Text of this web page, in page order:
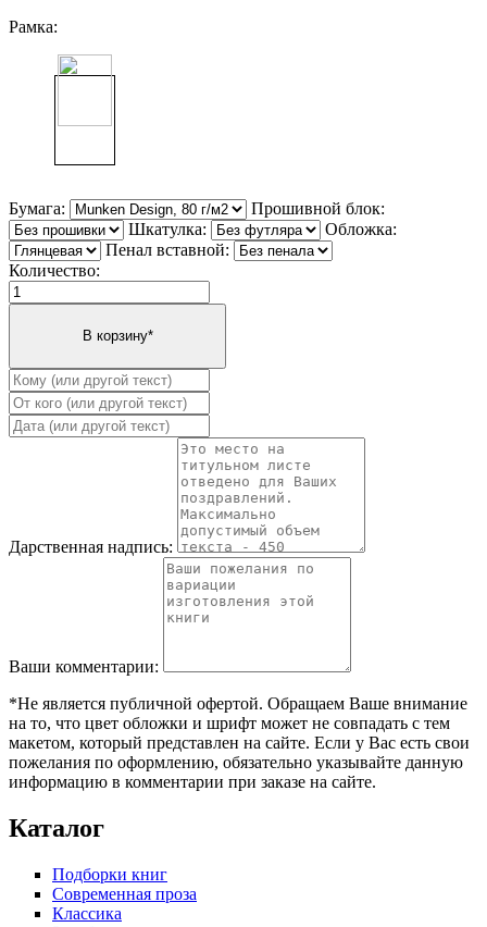
Рамка:
Бумага:
Прошивной блок:
Шкатулка:
Обложка:
Пенал вставной:
Количество:
Дарственная надпись:
Ваши комментарии:
*Не является публичной офертой. Обращаем Ваше внимание
на то, что цвет обложки и шрифт может не совпадать с тем
макетом, который представлен на сайте. Если у Вас есть свои
пожелания по оформлению, обязательно указывайте данную
информацию в комментарии при заказе на сайте.
Каталог
Подборки книг
Современная проза
Классика